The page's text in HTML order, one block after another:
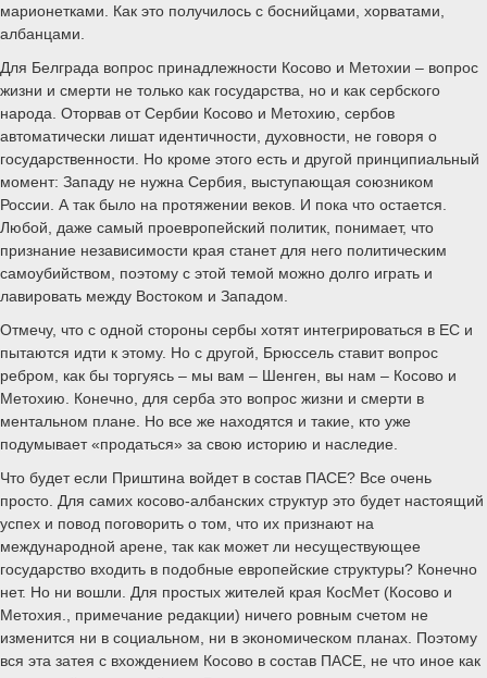
марионетками. Как это получилось с боснийцами, хорватами,
албанцами.
Для Белграда вопрос принадлежности Косово и Метохии – вопрос
жизни и смерти не только как государства, но и как сербского
народа. Оторвав от Сербии Косово и Метохию, сербов
автоматически лишат идентичности, духовности, не говоря о
государственности. Но кроме этого есть и другой принципиальный
момент: Западу не нужна Сербия, выступающая союзником
России. А так было на протяжении веков. И пока что остается.
Любой, даже самый проевропейский политик, понимает, что
признание независимости края станет для него политическим
самоубийством, поэтому с этой темой можно долго играть и
лавировать между Востоком и Западом.
Отмечу, что с одной стороны сербы хотят интегрироваться в ЕС и
пытаются идти к этому. Но с другой, Брюссель ставит вопрос
ребром, как бы торгуясь – мы вам – Шенген, вы нам – Косово и
Метохию. Конечно, для серба это вопрос жизни и смерти в
ментальном плане. Но все же находятся и такие, кто уже
подумывает «продаться» за свою историю и наследие.
Что будет если Приштина войдет в состав ПАСЕ? Все очень
просто. Для самих косово-албанских структур это будет настоящий
успех и повод поговорить о том, что их признают на
международной арене, так как может ли несуществующее
государство входить в подобные европейские структуры? Конечно
нет. Но ни вошли. Для простых жителей края КосМет (Косово и
Метохия., примечание редакции) ничего ровным счетом не
изменится ни в социальном, ни в экономическом планах. Поэтому
вся эта затея с вхождением Косово в состав ПАСЕ, не что иное как